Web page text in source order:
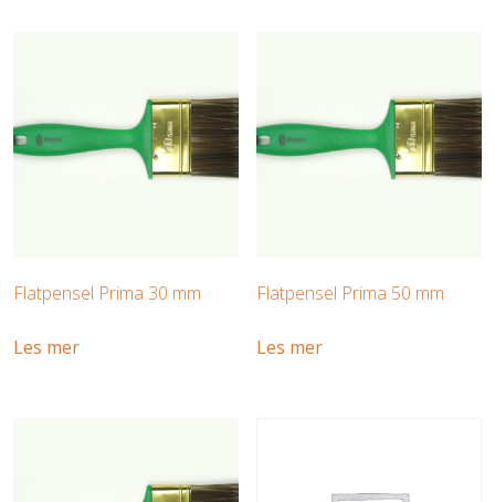
Flatpensel Prima 30 mm
Les mer
Flatpensel Prima 50 mm
Les mer